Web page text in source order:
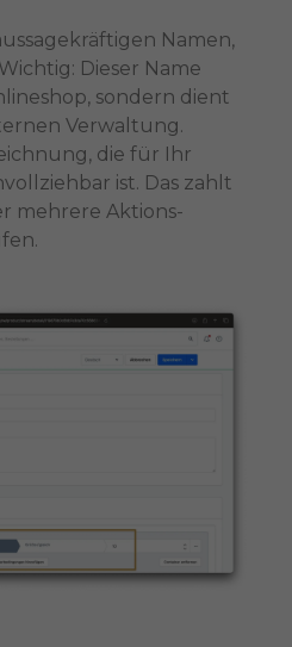
Namen,
Dieser Name
sondern dient
Verwaltung.
die für Ihr
ist. Das zahlt
mehrere Aktions-